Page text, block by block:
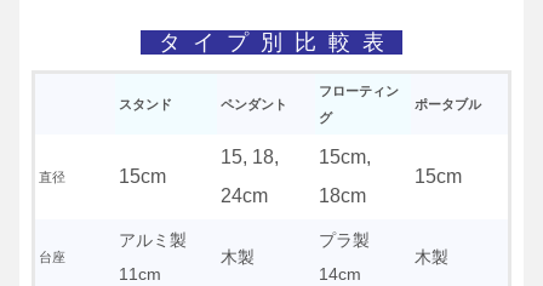
タ イ プ 別 比 較 表
スタンド ペンダント
フローティン
グ
ポータブル
直径 15cm
15, 18,
24cm
15cm,
18cm
15cm
台座
アルミ製
11cm
木製
プラ製
14cm
木製